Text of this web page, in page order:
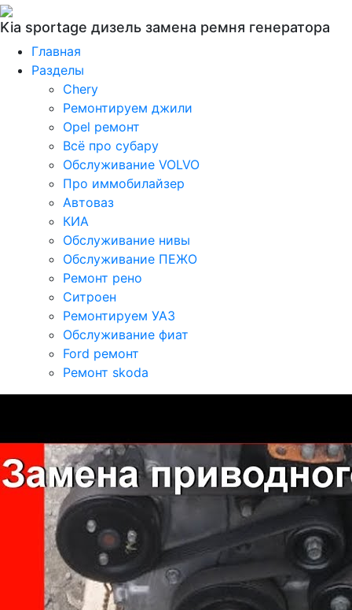
Kia sportage дизель замена ремня генератора
Главная
Разделы
Chery
Ремонтируем джили
Opel ремонт
Всё про субару
Обслуживание VOLVO
Про иммобилайзер
Автоваз
КИА
Обслуживание нивы
Обслуживание ПЕЖО
Ремонт рено
Ситроен
Ремонтируем УАЗ
Обслуживание фиат
Ford ремонт
Ремонт skoda